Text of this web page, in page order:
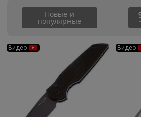
Новые и
популярные
Видео Видео